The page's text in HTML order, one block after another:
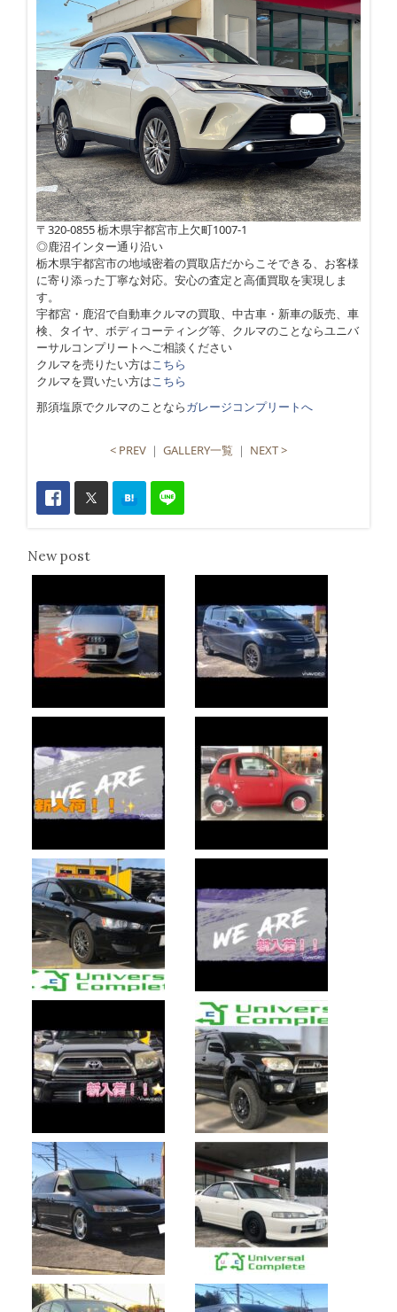
〒320-0855 栃木県宇都宮市上欠町1007-1
◎鹿沼インター通り沿い
栃木県宇都宮市の地域密着の買取店だからこそできる、お客様
に寄り添った丁寧な対応。安心の査定と高価買取を実現しま
す。
宇都宮・鹿沼で自動車クルマの買取、中古車・新車の販売、車
検、タイヤ、ボディコーティング等、クルマのことならユニバ
ーサルコンプリートへご相談ください
クルマを売りたい方はこちら
クルマを買いたい方はこちら
那須塩原でクルマのことならガレージコンプリートへ
< PREV ｜ GALLERY一覧 ｜ NEXT >
New post